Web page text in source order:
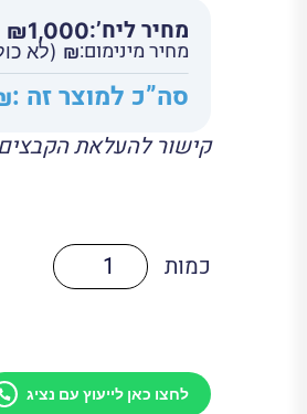
מחיר ליח’: ₪1,000
מחיר מינימום:₪ (לא
סה”כ למוצר זה :
קישור להעלאת
כמות
של
בד
ס"מ
לחצו כאן לייעוץ עם נציג